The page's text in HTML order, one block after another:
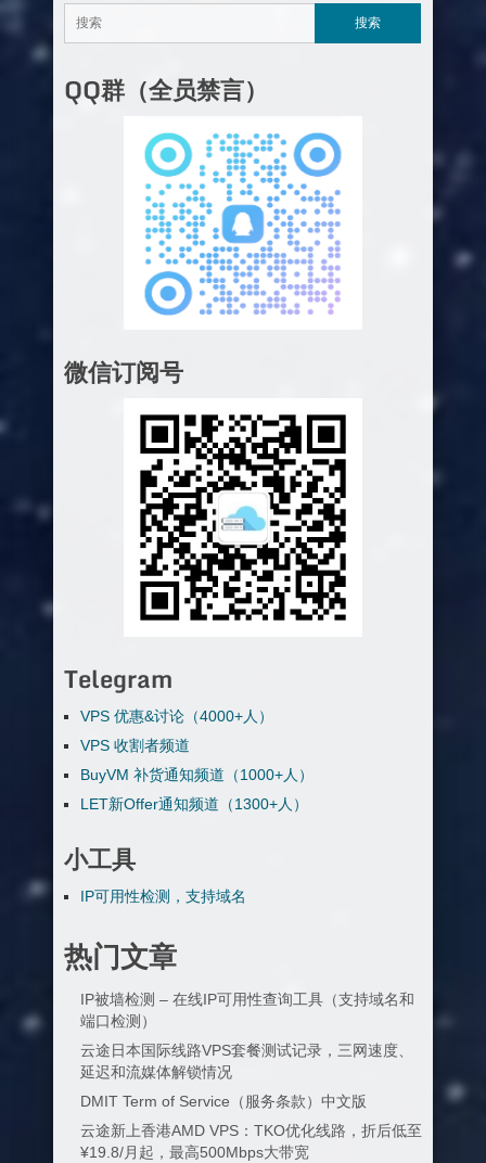
QQ群（全员禁言）
微信订阅号
Telegram
VPS 优惠&讨论（4000+人）
VPS 收割者频道
BuyVM 补货通知频道（1000+人）
LET新Offer通知频道（1300+人）
小工具
IP可用性检测，支持域名
热门文章
IP被墙检测 – 在线IP可用性查询工具（支持域名和
端口检测）
云途日本国际线路VPS套餐测试记录，三网速度、
延迟和流媒体解锁情况
DMIT Term of Service（服务条款）中文版
云途新上香港AMD VPS：TKO优化线路，折后低至
¥19.8/月起，最高500Mbps大带宽